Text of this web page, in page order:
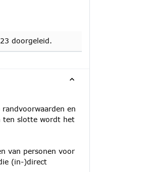
doorgeleid.
en
ten slotte wordt het
van personen voor
(in-)direct